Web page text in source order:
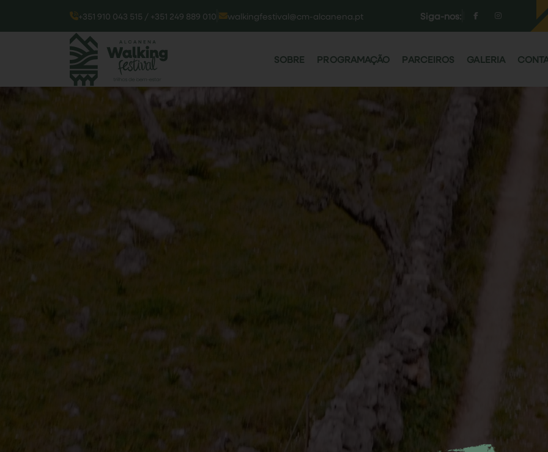
+351 910 043 515 / +351 249 889 010 walkingfestival@cm-alcanena.pt Siga-nos:
SOBRE PROGRAMAÇÃO PARCEIROS GALERIA